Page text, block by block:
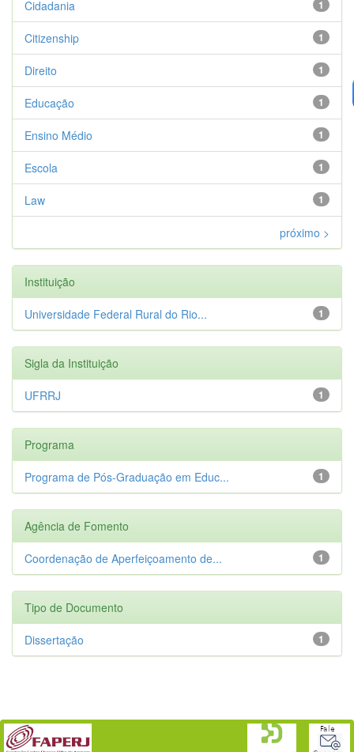
1
Cidadania
1
Citizenship
1
Direito
1
Educação
1
Ensino Médio
1
Escola
1
Law
próximo >
Instituição
1
Universidade Federal Rural do Rio...
Sigla da Instituição
1
UFRRJ
Programa
1
Programa de Pós-Graduação em Educ...
Agência de Fomento
1
Coordenação de Aperfeiçoamento de...
Tipo de Documento
1
Dissertação